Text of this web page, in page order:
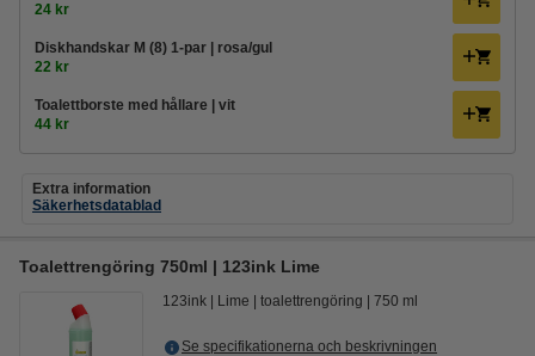
24 kr
Diskhandskar M (8) 1-par | rosa/gul
22 kr
Toalettborste med hållare | vit
44 kr
Extra information
Säkerhetsdatablad
Toalettrengöring 750ml | 123ink Lime
123ink Lime toalettrengöring 750 ml
Se specifikationerna och beskrivningen